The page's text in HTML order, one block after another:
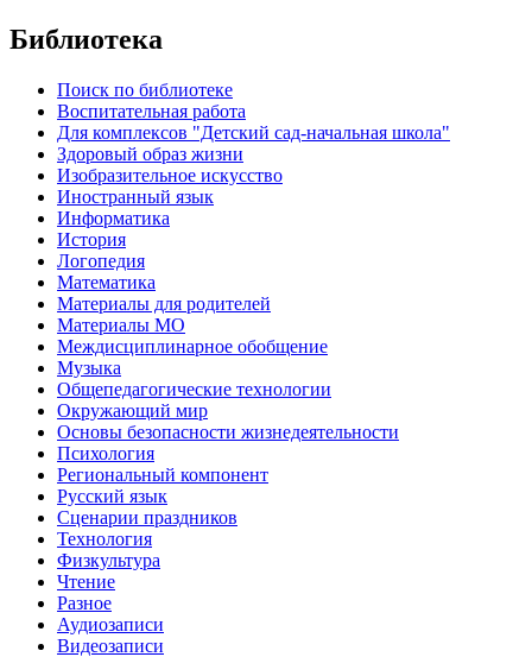
Библиотека
Поиск по библиотеке
Воспитательная работа
Для комплексов "Детский сад-начальная школа"
Здоровый образ жизни
Изобразительное искусство
Иностранный язык
Информатика
История
Логопедия
Математика
Материалы для родителей
Материалы МО
Междисциплинарное обобщение
Музыка
Общепедагогические технологии
Окружающий мир
Основы безопасности жизнедеятельности
Психология
Региональный компонент
Русский язык
Сценарии праздников
Технология
Физкультура
Чтение
Разное
Аудиозаписи
Видеозаписи